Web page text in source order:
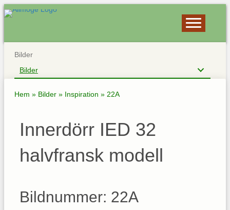
Bilder
Bilder
Hem » Bilder » Inspiration » 22A
Innerdörr IED 32
halvfransk modell
Bildnummer: 22A